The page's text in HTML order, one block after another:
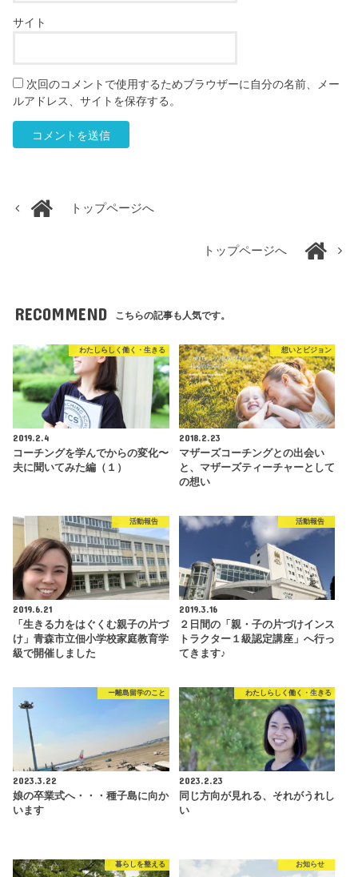
サイト
次回のコメントで使用するためブラウザーに自分の名前、メー
ルアドレス、サイトを保存する。
トップページへ
トップページへ
RECOMMEND こちらの記事も人気です。
わたしらしく働く・生きる
2019.2.4
コーチングを学んでからの変化〜
夫に聞いてみた編（１）
想いとビジョン
2018.2.23
マザーズコーチングとの出会い
と、マザーズティーチャーとして
の想い
活動報告
2019.6.21
「生きる力をはぐくむ親子の片づ
け」青森市立佃小学校家庭教育学
級で開催しました
活動報告
2019.3.16
２日間の「親・子の片づけインス
トラクター１級認定講座」へ行っ
てきます♪
ー離島留学のこと
2023.3.22
娘の卒業式へ・・・種子島に向か
います
わたしらしく働く・生きる
2023.2.23
同じ方向が見れる、それがうれし
い
暮らしを整える お知らせ